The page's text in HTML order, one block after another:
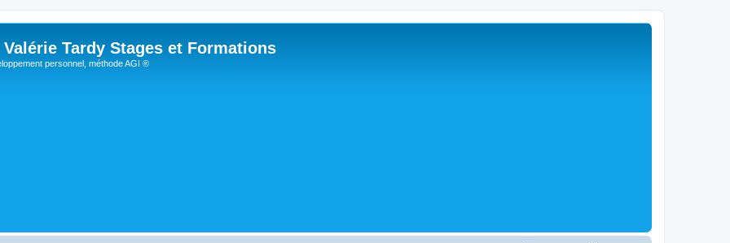
Tardy Stages et Formations
personnel, méthode AGI ®